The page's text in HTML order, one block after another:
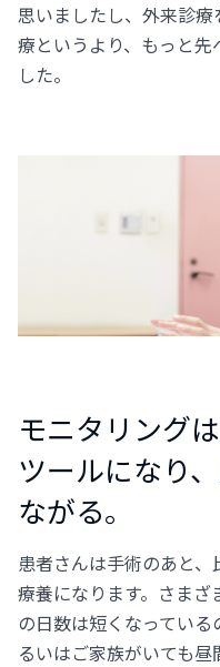
思いましたし、外来診
療というより、もっと
した。
モニタリング
ツールになり
ながる。
患者さんは手術のあと
療養になります。さま
の日数は短くなってい
るいはご家族がいても